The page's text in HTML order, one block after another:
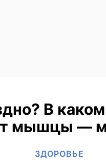
В
мышцы —
ЗДОРОВЬЕ